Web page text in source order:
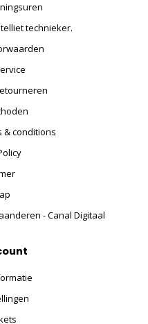
technieker.
& conditions
- Canal Digitaal